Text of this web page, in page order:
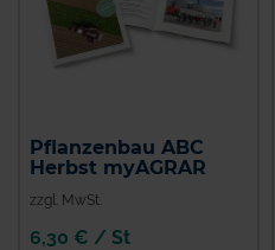
Pflanzenbau ABC
Herbst myAGRAR
zzgl. MwSt.
6,30 € / St